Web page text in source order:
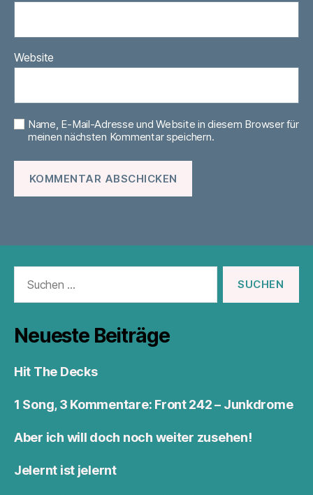
Website
Name, E-Mail-Adresse und Website in diesem Browser für
meinen nächsten Kommentar speichern.
nach:
Neueste Beiträge
Hit The Decks
1 Song, 3 Kommentare: Front 242 – Junkdrome
Aber ich will doch noch weiter zusehen!
Jelernt ist jelernt